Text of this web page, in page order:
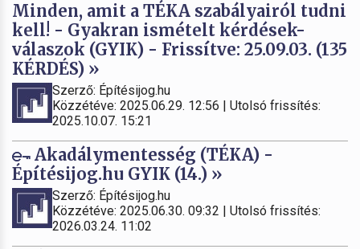
Minden, amit a TÉKA szabályairól tudni
kell! - Gyakran ismételt kérdések-
válaszok (GYIK) - Frissítve: 25.09.03. (135
KÉRDÉS) »
Szerző: Építésijog.hu
Közzétéve: 2025.06.29. 12:56 | Utolsó frissítés:
2025.10.07. 15:21
Akadálymentesség (TÉKA) -
Építésijog.hu GYIK (14.) »
Szerző: Építésijog.hu
Közzétéve: 2025.06.30. 09:32 | Utolsó frissítés:
2026.03.24. 11:02